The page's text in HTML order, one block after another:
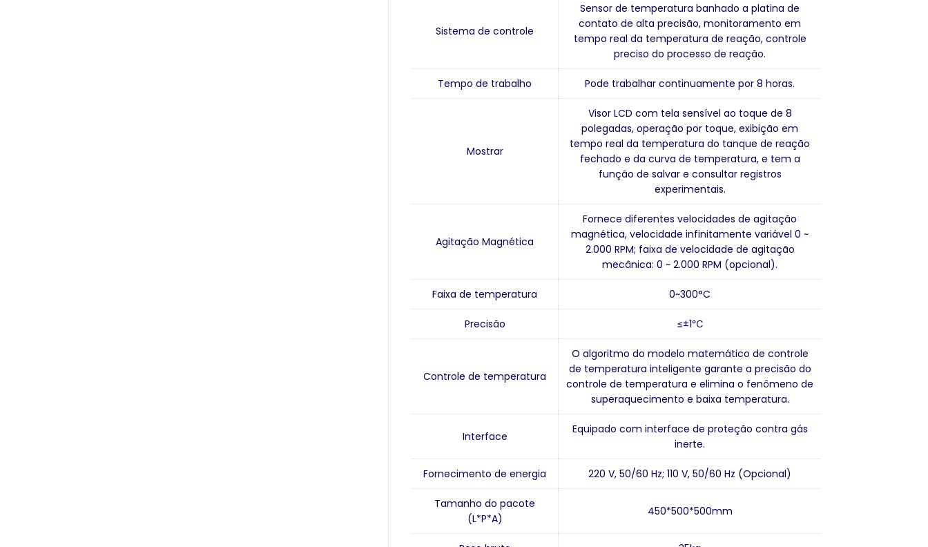
Sistema de controle
Sensor de temperatura banhado a platina de
contato de alta precisão, monitoramento em
tempo real da temperatura de reação, controle
preciso do processo de reação.
Tempo de trabalho Pode trabalhar continuamente por 8 horas.
Mostrar
Visor LCD com tela sensível ao toque de 8
polegadas, operação por toque, exibição em
tempo real da temperatura do tanque de reação
fechado e da curva de temperatura, e tem a
função de salvar e consultar registros
experimentais.
Agitação Magnética
Fornece diferentes velocidades de agitação
magnética, velocidade infinitamente variável 0 ~
2.000 RPM; faixa de velocidade de agitação
mecânica: 0 ~ 2.000 RPM (opcional).
Faixa de temperatura 0~300°C
Precisão ≤±1℃
Controle de temperatura
O algoritmo do modelo matemático de controle
de temperatura inteligente garante a precisão do
controle de temperatura e elimina o fenômeno de
superaquecimento e baixa temperatura.
Interface
Equipado com interface de proteção contra gás
inerte.
Fornecimento de energia 220 V, 50/60 Hz; 110 V, 50/60 Hz (Opcional)
Tamanho do pacote
(L*P*A)
450*500*500mm